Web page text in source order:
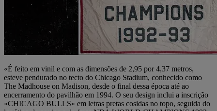
«É feito em vinil e com as dimensões de 2,95 por 4,37 metros,
esteve pendurado no tecto do Chicago Stadium, conhecido como
The Madhouse on Madison, desde o final dessa época até ao
encerramento do pavilhão em 1994. O seu design inclui a inscrição
«CHICAGO BULLS» em letras pretas cosidas no topo, seguida do